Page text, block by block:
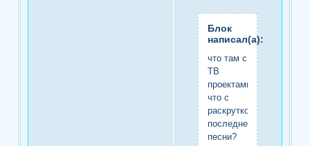
Блок
написал(а):
что там с
ТВ
проектами?
что с
раскруткой
последней
песни?